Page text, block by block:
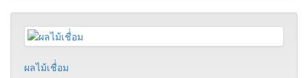
ผลไม้เชื่่อม